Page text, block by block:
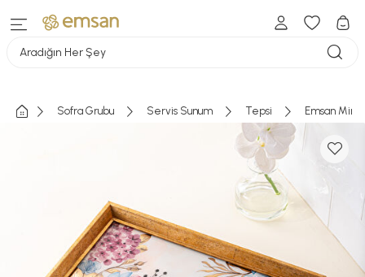
Aradığın Her Şey
Sofra Grubu Servis Sunum Tepsi Emsan